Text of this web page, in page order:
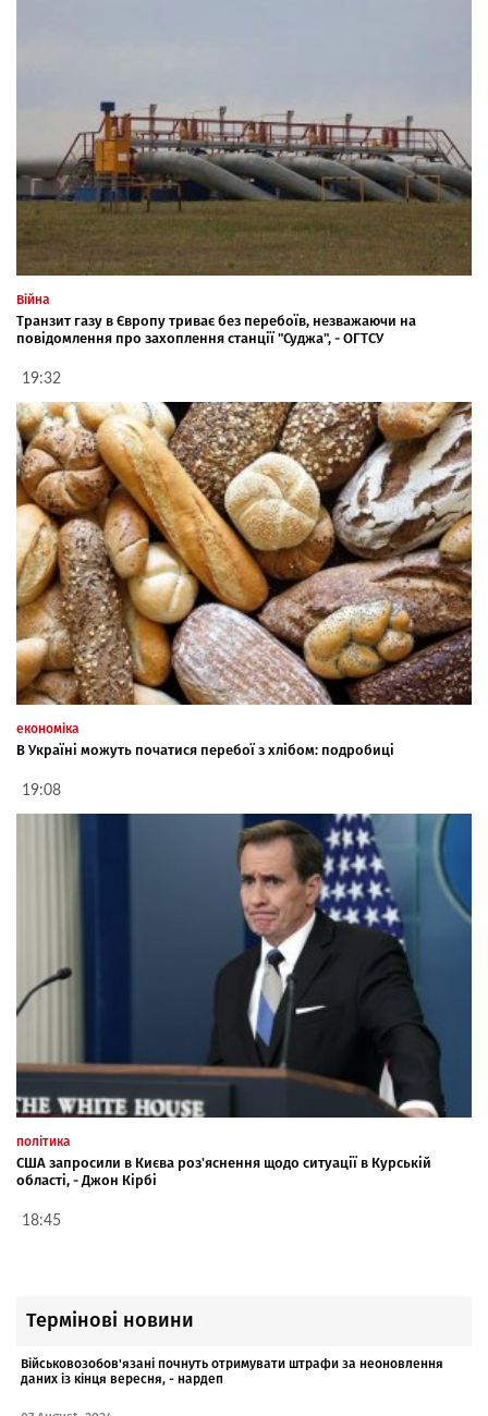
Війна
Транзит газу в Європу триває без перебоїв, незважаючи на
повідомлення про захоплення станції "Суджа", - ОГТСУ
19:32
економіка
В Україні можуть початися перебої з хлібом: подробиці
19:08
політика
США запросили в Києва роз'яснення щодо ситуації в Курській
області, - Джон Кірбі
18:45
Термінові новини
Військовозобов'язані почнуть отримувати штрафи за неоновлення
даних із кінця вересня, - нардеп